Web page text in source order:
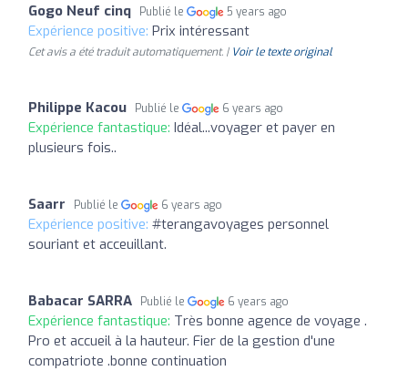
Gogo Neuf cinq Publié le 5 years ago
Expérience positive: Prix intéressant
Cet avis a été traduit automatiquement. | Voir le texte original
Philippe Kacou Publié le 6 years ago
Expérience fantastique: Idéal...voyager et payer en
plusieurs fois..
Saarr Publié le 6 years ago
Expérience positive: #terangavoyages personnel
souriant et acceuillant.
Babacar SARRA Publié le 6 years ago
Expérience fantastique: Très bonne agence de voyage .
Pro et accueil à la hauteur. Fier de la gestion d'une
compatriote .bonne continuation